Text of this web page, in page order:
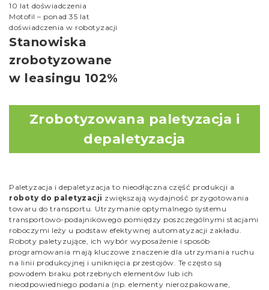
10 lat doświadczenia
Motofil – ponad 35 lat
doświadczenia w robotyzacji
Stanowiska
zrobotyzowane
w leasingu 102%
Zrobotyzowana paletyzacja i
depaletyzacja
Paletyzacja i depaletyzacja to nieodłączna część produkcji a
roboty do paletyzacji zwiększają wydajność przygotowania
towaru do transportu. Utrzymanie optymalnego systemu
transportowo-podajnikowego pomiędzy poszczególnymi stacjami
roboczymi leży u podstaw efektywnej automatyzacji zakładu.
Roboty paletyzujące, ich wybór wyposażenie i sposób
programowania mają kluczowe znaczenie dla utrzymania ruchu
na linii produkcyjnej i uniknięcia przestojów. Te często są
powodem braku potrzebnych elementów lub ich
nieodpowiedniego podania (np. elementy nierozpakowane,